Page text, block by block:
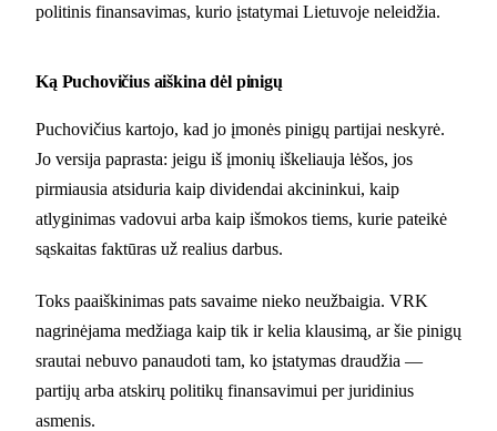
politinis finansavimas, kurio įstatymai Lietuvoje neleidžia.
Ką Puchovičius aiškina dėl pinigų
Puchovičius kartojo, kad jo įmonės pinigų partijai neskyrė.
Jo versija paprasta: jeigu iš įmonių iškeliauja lėšos, jos
pirmiausia atsiduria kaip dividendai akcininkui, kaip
atlyginimas vadovui arba kaip išmokos tiems, kurie pateikė
sąskaitas faktūras už realius darbus.
Toks paaiškinimas pats savaime nieko neužbaigia. VRK
nagrinėjama medžiaga kaip tik ir kelia klausimą, ar šie pinigų
srautai nebuvo panaudoti tam, ko įstatymas draudžia —
partijų arba atskirų politikų finansavimui per juridinius
asmenis.